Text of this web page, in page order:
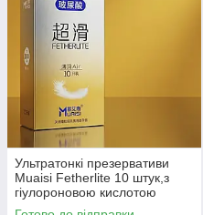
Ультратонкі презервативи
Muaisi Fetherlite 10 штук,з
гіулороновою кислотою